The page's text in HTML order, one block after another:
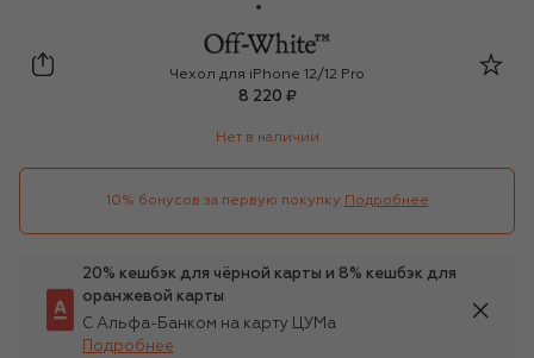
Off-White
Чехол для iPhone 12/12 Pro
8 220 ₽
Нет в наличии
10% бонусов за первую покупку Подробнее
20% кешбэк для чёрной карты и 8% кешбэк для
оранжевой карты
С Альфа-Банком на карту ЦУМа
Подробнее